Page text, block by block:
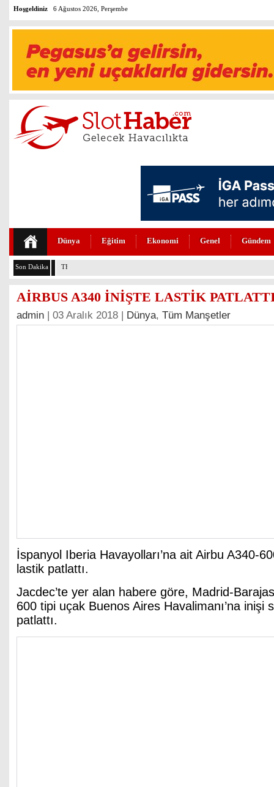
Hoşgeldiniz 6 Ağustos 2026, Perşembe
Dünya Eğitim Ekonomi Genel Gündem
Son Dakika THY TİM İŞBİRLİĞİNİ YENİLEDİ
AİRBUS A340 İNİŞTE LASTİK
admin | 03 Aralık 2018 | Dünya, Tüm Manşetler
İspanyol Iberia Havayolları’na ait Airbu A340-
lastik patlattı.
Jacdec’te yer alan habere göre, Madrid-
600 tipi uçak Buenos Aires Havalimanı’na inişi
patlattı.